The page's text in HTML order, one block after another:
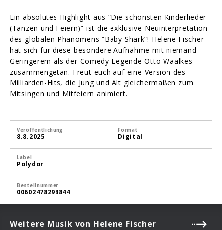
Ein absolutes Highlight aus “Die schönsten Kinderlieder
(Tanzen und Feiern)” ist die exklusive Neuinterpretation
des globalen Phänomens “Baby Shark”! Helene Fischer
hat sich für diese besondere Aufnahme mit niemand
Geringerem als der Comedy-Legende Otto Waalkes
zusammengetan. Freut euch auf eine Version des
Milliarden-Hits, die Jung und Alt gleichermaßen zum
Mitsingen und Mitfeiern animiert.
Veröffentlichung
8.8.2025
Format
Digital
Label
Polydor
Bestellnummer
00602478298844
Weitere Musik von Helene Fischer